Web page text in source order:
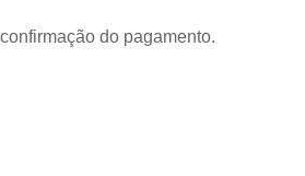
do pagamento.